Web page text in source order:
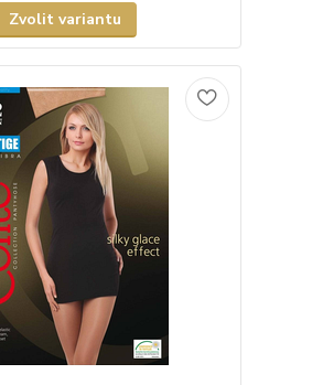
Zvolit variantu